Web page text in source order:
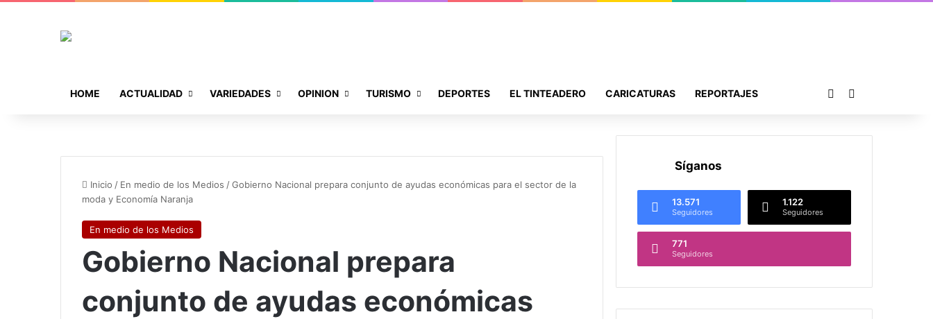
HOME ACTUALIDAD VARIEDADES OPINION TURISMO DEPORTES EL TINTEADERO CARICATURAS REPORTAJES Publicación al azar
Inicio / En medio de los Medios /Gobierno Nacional prepara conjunto de ayudas económicas para el sector de la
moda y Economía Naranja
En medio de los Medios
Gobierno Nacional prepara
conjunto de ayudas económicas
Síganos
13.571
Seguidores
1.122
Seguidores
771
Seguidores